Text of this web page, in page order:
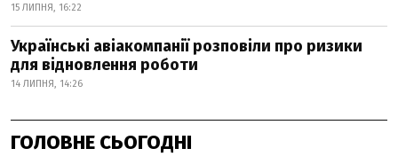
15 ЛИПНЯ, 16:22
Українські авіакомпанії розповіли про ризики
для відновлення роботи
14 ЛИПНЯ, 14:26
ГОЛОВНЕ СЬОГОДНІ